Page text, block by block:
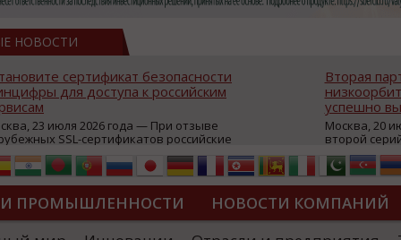
НОВОСТИ
сертификат безопасности
для доступа к российским
23 июля 2026 года — При отзыве
SSL-сертификатов российские
могут некорректно открываться в
браузерах (Google Chrome,
Edge и др.), а соединение с сервисами
ресурсы уже сообщили о
недоступности и ошибках при
из-за отзывов сертификатов
Вторая
успешно
Москва, 20
второй
аппаратов,
масштабной
интернет с
из
«Экономика
ПРОМЫШЛЕННОСТИ НОВОСТИ КОМПАНИЙ